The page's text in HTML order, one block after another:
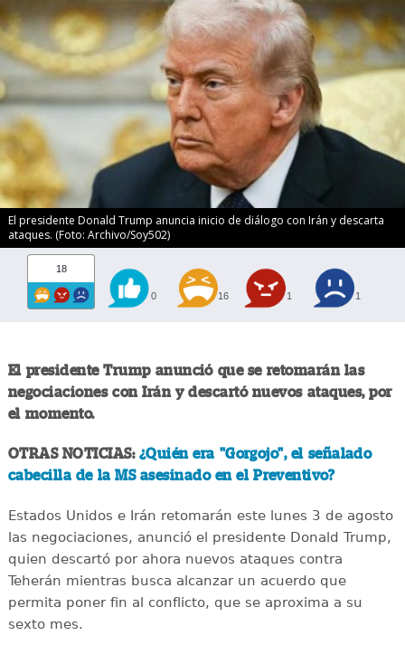
El presidente Donald Trump anuncia inicio de diálogo con Irán y descarta
ataques. (Foto: Archivo/Soy502)
18
0 16 1 1
El presidente Trump anunció que se retomarán las
negociaciones con Irán y descartó nuevos ataques, por
el momento.
OTRAS NOTICIAS: ¿Quién era "Gorgojo", el señalado
cabecilla de la MS asesinado en el Preventivo?
Estados Unidos e Irán retomarán este lunes 3 de agosto
las negociaciones, anunció el presidente Donald Trump,
quien descartó por ahora nuevos ataques contra
Teherán mientras busca alcanzar un acuerdo que
permita poner fin al conflicto, que se aproxima a su
sexto mes.